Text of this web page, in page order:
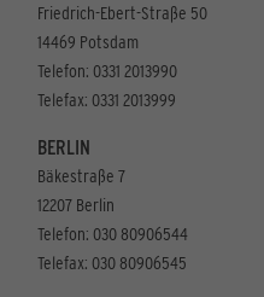
Friedrich-Ebert-Straße 50
14469 Potsdam
Telefon: 0331 2013990
Telefax: 0331 2013999
BERLIN
Bäkestraße 7
12207 Berlin
Telefon: 030 80906544
Telefax: 030 80906545